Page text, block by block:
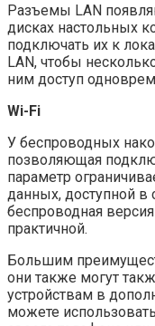
Разъемы LAN
дисках настольных
подключать их к
LAN, чтобы
ним доступ
Wi-Fi
У беспроводных
позволяющая
параметр
данных, доступной в
беспроводная
практичной.
Большим
они также могут
устройствам в
можете